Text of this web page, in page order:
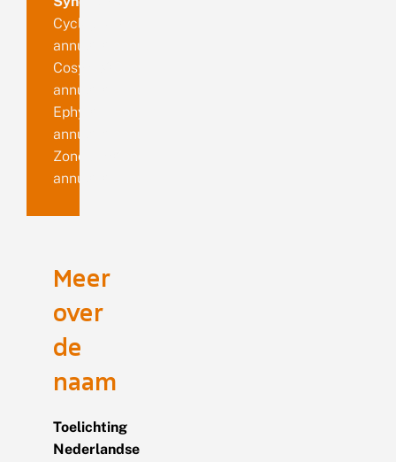
Cyclophora
annulata
Cosymbia
annulata
Ephyra
annulata
Zonosoma
annulata
Meer
over
de
naam
Toelichting
Nederlandse